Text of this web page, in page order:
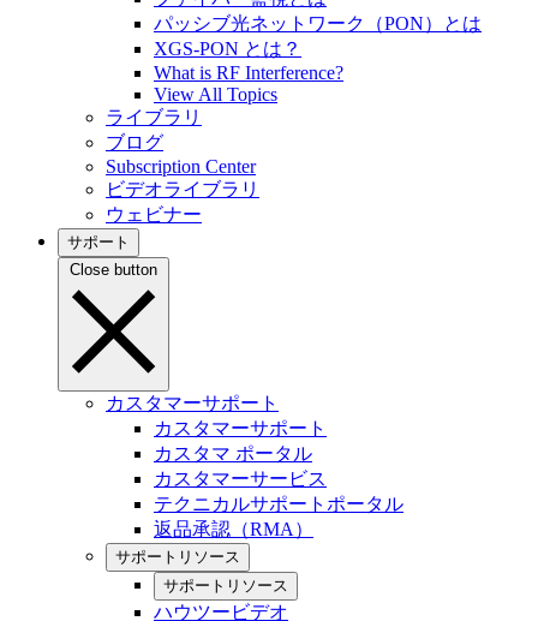
パッシブ光ネットワーク（PON）とは
XGS-PON とは？
What is RF Interference?
View All Topics
ライブラリ
ブログ
Subscription Center
ビデオライブラリ
ウェビナー
サポート
Close button
カスタマーサポート
カスタマーサポート
カスタマ ポータル
カスタマーサービス
テクニカルサポートポータル
返品承認（RMA）
サポートリソース
サポートリソース
ハウツービデオ